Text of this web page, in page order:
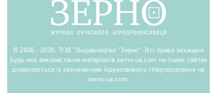
© 2006 - 2020. ТОВ "Видавництво "Зерно". Всі права захищені
Будь-яке використання матеріалів zerno-ua.com на інших сайтах
дозволяється із зазначенням індексованого гіперпосилання на
zerno-ua.com.